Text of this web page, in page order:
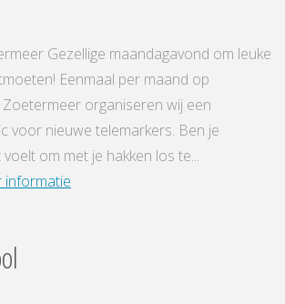
Gezellige maandagavond om leuke
Eenmaal per maand op
organiseren wij een
voor nieuwe telemarkers. Ben je
om met je hakken los te...
informatie